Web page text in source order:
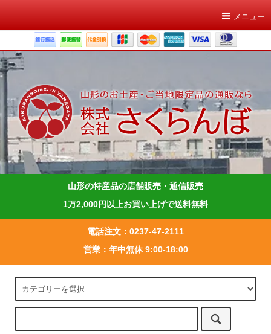
メニュー
山形の特産品の店舗販売・通信販売
1万2,000円以上お買い上げで送料無料
電話注文：0237-47-2111
営業：年中無休 9:00-18:00